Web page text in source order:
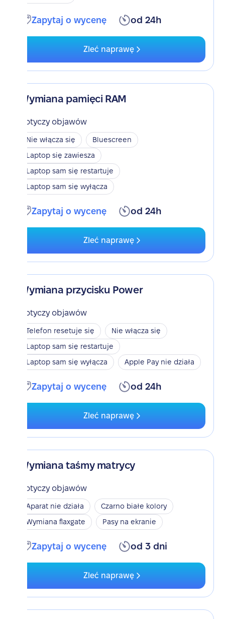
Zapytaj o wycenę od 24h
Zleć naprawę
Wymiana pamięci RAM
Dotyczy objawów
Nie włącza się
Bluescreen
Laptop się zawiesza
Laptop sam się restartuje
Laptop sam się wyłącza
Zapytaj o wycenę od 24h
Zleć naprawę
Wymiana przycisku Power
Dotyczy objawów
Telefon resetuje się
Nie włącza się
Laptop sam się restartuje
Laptop sam się wyłącza
Apple Pay nie działa
Zapytaj o wycenę od 24h
Zleć naprawę
Wymiana taśmy matrycy
Dotyczy objawów
Aparat nie działa
Czarno białe kolory
Wymiana flaxgate
Pasy na ekranie
Zapytaj o wycenę od 3 dni
Zleć naprawę